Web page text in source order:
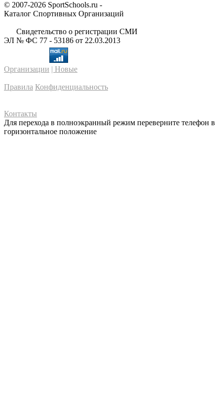
© 2007-2026 SportSchools.ru -
Каталог Спортивных Организаций
Свидетельство о регистрации СМИ
ЭЛ № ФС 77 - 53186 от 22.03.2013
Организации | Новые
Правила Конфиденциальность
Контакты
Для перехода в полноэкранный режим переверните телефон в
горизонтальное положение